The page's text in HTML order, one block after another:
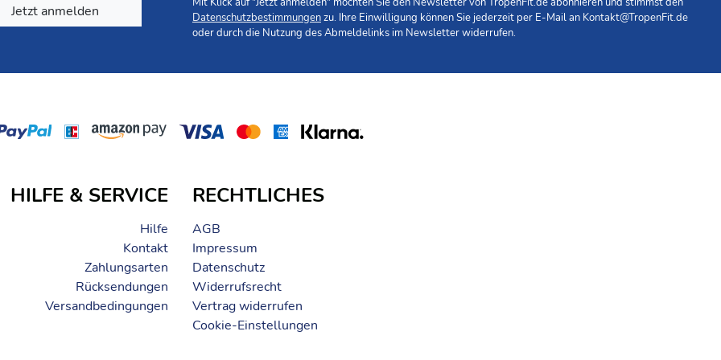
fünfmal auf den schwarzen Knopf. Der Insektenstichheiler gibt einen kleinen Stromstoß auf die Stichstelle ab. Der
unterbricht somit die Produktion von Histamin im Körper. Bereits nach einigen Minuten werden Juckreiz und
anderen empfindlichen Körperzonen anwenden. Der Click Away kann kann brennbare Substanzen entflammen.
empfohlen. Nicht für Kinder unter 4 Jahren geeignet.
Jetzt anmelden
Datenschutzbestimmungenzu. Ihre Einwilligung können Sie jederzeit per E-Mail an Kontakt@TropenFit.de
oder durch die Nutzung des Abmeldelinks im Newsletter widerrufen.
HILFE & SERVICE
Hilfe
Kontakt
Zahlungsarten
Rücksendungen
Versandbedingungen
RECHTLICHES
AGB
Impressum
Datenschutz
Widerrufsrecht
Vertrag widerrufen
Cookie-Einstellungen